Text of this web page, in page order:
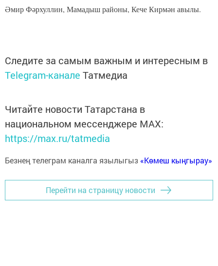
Әмир Фәр­хул­лин, Ма­ма­дыш ра­йо­ны, Ке­че Кир­мән авы­лы.
Следите за самым важным и интересным в
Telegram-канале Татмедиа
Читайте новости Татарстана в
национальном мессенджере MАХ:
https://max.ru/tatmedia
Безнең телеграм каналга язылыгыз «Көмеш кыңгырау»
Перейти на страницу новости